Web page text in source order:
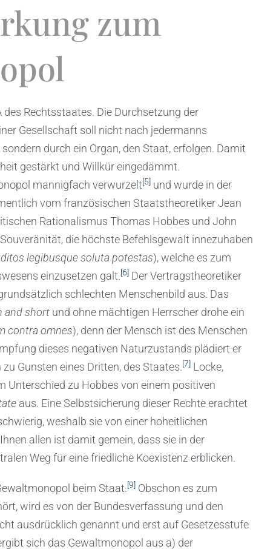
zum
Rechtsstaates. Die Durchsetzung der
Gesellschaft soll nicht nach jedermanns
durch ein Organ, den Staat, erfolgen. Damit
gestärkt und Willkür eingedämmt.
mannigfach verwurzelt[5] und wurde in der
vom französischen Staatstheoretiker Jean
Rationalismus Thomas Hobbes und John
die höchste Befehlsgewalt innezuhaben
legibusque soluta potestas), welche es zum
einzusetzen galt.[6] Der Vertragstheoretiker
schlechten Menschenbild aus. Das
and short und ohne mächtigen Herrscher drohe ein
contra omnes), denn der Mensch ist des Menschen
dieses negativen Naturzustands plädiert er
Gunsten eines Dritten, des Staates.[7] Locke,
Unterschied zu Hobbes von einem positiven
aus. Eine Selbstsicherung dieser Rechte erachtet
weshalb sie von einer hoheitlichen
Ihnen allen ist damit gemein, dass sie in der
Weg für eine friedliche Koexistenz erblicken.
beim Staat.[9] Obschon es zum
wird es von der Bundesverfassung und den
ausdrücklich genannt und erst auf Gesetzesstufe
sich das Gewaltmonopol aus a) der